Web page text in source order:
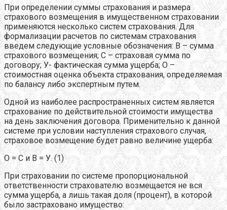
При определении суммы страхования и размера
страхового возмещения в имущественном страховании
применяются несколько систем страхования. Для
формализации расчетов по системам страхования
введем следующие условные обозначения: В – сумма
страхового возмещения; С – страховая сумма по
договору; У- фактическая сумма ущерба; О –
стоимостная оценка объекта страхования, определяемая
по балансу либо экспертным путем.
Одной из наиболее распространенных систем является
страхование по действительной стоимости имущества
на день заключения договора. Применительно к данной
системе при условии наступления страхового случая,
страховое возмещение будет равно величине ущерба:
О = С и В = У. (1)
При страховании по системе пропорциональной
ответственности страхователю возмещается не вся
сумма ущерба, а лишь такая доля (процент), в которой
было застраховано имущество: